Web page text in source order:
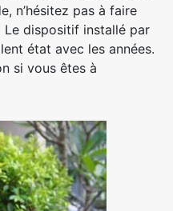
n’hésitez pas à faire
dispositif installé par
état avec les années.
si vous êtes à